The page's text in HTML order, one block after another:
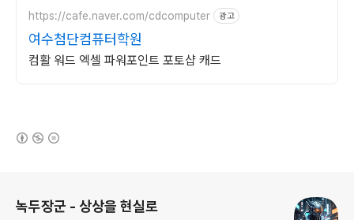
https://cafe.naver.com/cdcomputer 광고
여수첨단컴퓨터학원
컴활 워드 엑셀 파워포인트 포토샵 캐드
녹두장군 - 상상을 현실로